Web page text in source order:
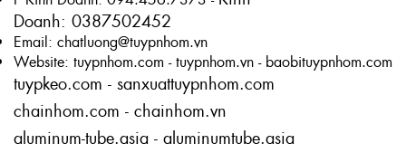
Doanh: 0387502452
Email: chatluong@tuypnhom.vn
Website: tuypnhom.com -tuypnhom.vn - baobituypnhom.com
tuypkeo.com - sanxuattuypnhom.com
chainhom.com - chainhom.vn
aluminum-tube.asia - aluminumtube.asia